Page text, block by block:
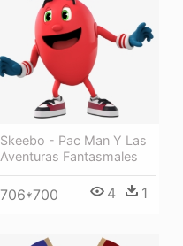
Skeebo - Pac Man Y Las
Aventuras Fantasmales
706*700 4 1